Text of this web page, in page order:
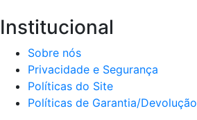
Institucional
Sobre nós
Privacidade e Segurança
Políticas do Site
Políticas de Garantia/Devolução